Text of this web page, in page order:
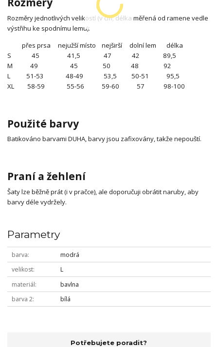
Rozměry jednotlivých velikostí (v cm; délka měřená od ramene vedle
výstřihu ke spodnímu lemu):
přes prsa nejužší místo nejširší dolní lem délka
S 45 41,5 47 42 89,5
M 49 45 50 48 92
L 51-53 48-49 53,5 50-51 95,5
XL 58-59 55-56 59-60 57 98-100
Použité barvy
Batikováno barvami DUHA, barvy jsou zafixovány, takže nepouští.
Praní a žehlení
Šaty lze běžně prát (i v pračce), ale doporučuji obrátit naruby, aby
barvy déle vydržely.
Parametry
barva
modrá
velikost
L
materiál
bavlna
barva 2
bílá
Potřebujete poradit?